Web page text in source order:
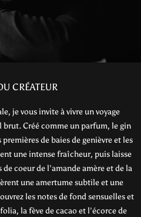
CRÉATEUR
je vous invite à vivre un voyage
Créé comme un parfum, le gin
premières de baies de genièvre et les
une intense fraîcheur, puis laisse
coeur de l’amande amère et de la
une amertume subtile et une
les notes de fond sensuelles et
la fève de cacao et l’écorce de